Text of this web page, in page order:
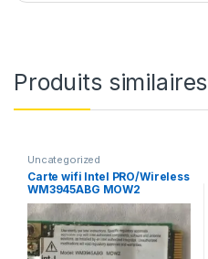
Produits similaires
Uncategorized
Carte wifi Intel PRO/Wireless
WM3945ABG MOW2